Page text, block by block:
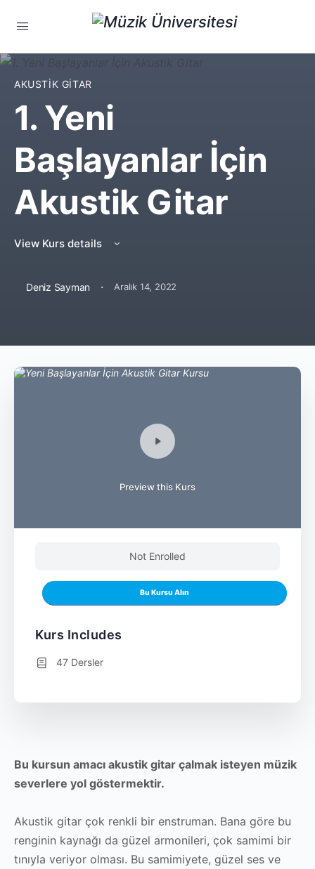
AKUSTIK GITAR
1. Yeni
Başlayanlar İçin
Akustik Gitar
View Kurs details
Deniz Sayman · Aralık 14, 2022
Bu kursun amacı akustik gitar çalmak isteyen müzik
severlere yol göstermektir.
Akustik gitar çok renkli bir enstruman. Bana göre bu
renginin kaynağı da güzel armonileri, çok samimi bir
tınıyla veriyor olması. Bu samimiyete, güzel ses ve
Preview this Kurs
Not Enrolled
Bu Kursu Alın
Kurs Includes
47 Dersler